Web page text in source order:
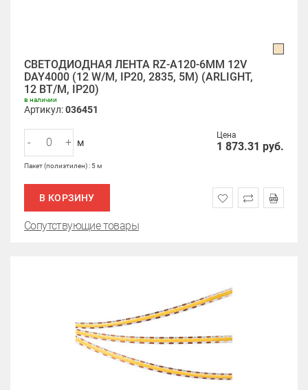
СВЕТОДИОДНАЯ ЛЕНТА RZ-A120-6MM 12V
DAY4000 (12 W/M, IP20, 2835, 5M) (ARLIGHT,
12 ВТ/М, IP20)
в наличии
Артикул:036451
Цена
1 873.31 руб.
- + м
Пакет (полиэтилен) : 5 м
В КОРЗИНУ
Сопутствующие товары